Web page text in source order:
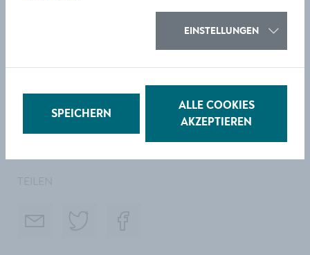
Philipp Hanich „The Fool“ (When Jokers Attack), 2. Juli
bis 5. September, galeriekrems, Körnermarkt 14. Zu
sehen während der Bücherei-Öffnungszeiten.Zugang
an Wochenenden über das museumkrems.
Fotos: Philipp Hanich und Stadt Krems
EINSTELLUNGEN
SPEICHERN
ALLE COOKIES
AKZEPTIEREN